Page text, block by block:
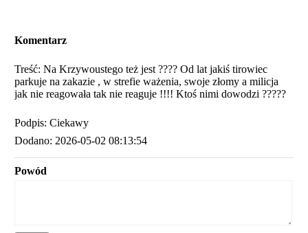
Komentarz
Treść: Na Krzywoustego też jest ???? Od lat jakiś tirowiec
parkuje na zakazie , w strefie ważenia, swoje złomy a milicja
jak nie reagowała tak nie reaguje !!!! Ktoś nimi dowodzi ?????
Podpis: Ciekawy
Dodano: 2026-05-02 08:13:54
Powód